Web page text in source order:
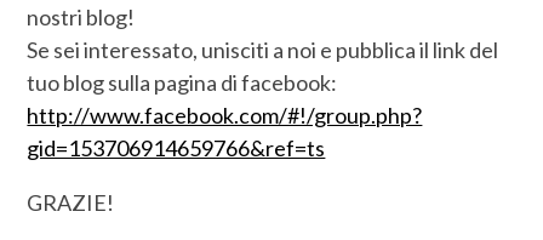
nostri blog!
Se sei interessato, unisciti a noi e pubblica il link del
tuo blog sulla pagina di facebook:
http://www.facebook.com/#!/group.php?
gid=153706914659766&ref=ts
GRAZIE!